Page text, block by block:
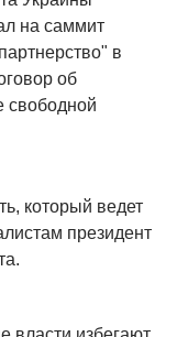
на саммит
в
об
свободной
который ведет
президент